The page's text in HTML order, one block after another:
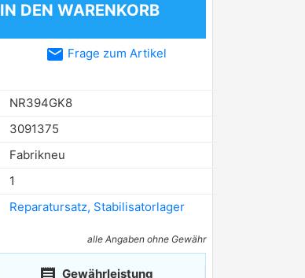
IN DEN WARENKORB
email Frage zum Artikel
NR394GK8
3091375
Fabrikneu
1
Reparatursatz, Stabilisatorlager
alle Angaben ohne Gewähr
Gewährleistung